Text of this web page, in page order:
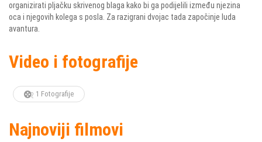
organizirati pljačku skrivenog blaga kako bi ga podijelili između njezina
oca i njegovih kolega s posla. Za razigrani dvojac tada započinje luda
avantura.
Video i fotografije
1 Fotografije
Najnoviji filmovi